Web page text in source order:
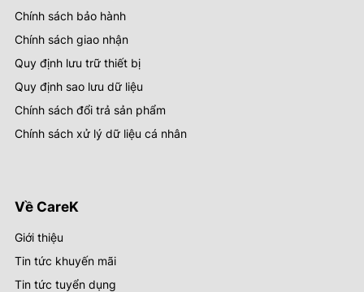
Chính sách bảo hành
Chính sách giao nhận
Quy định lưu trữ thiết bị
Quy định sao lưu dữ liệu
Chính sách đổi trả sản phẩm
Chính sách xử lý dữ liệu cá nhân
Về CareK
Giới thiệu
Tin tức khuyến mãi
Tin tức tuyển dụng